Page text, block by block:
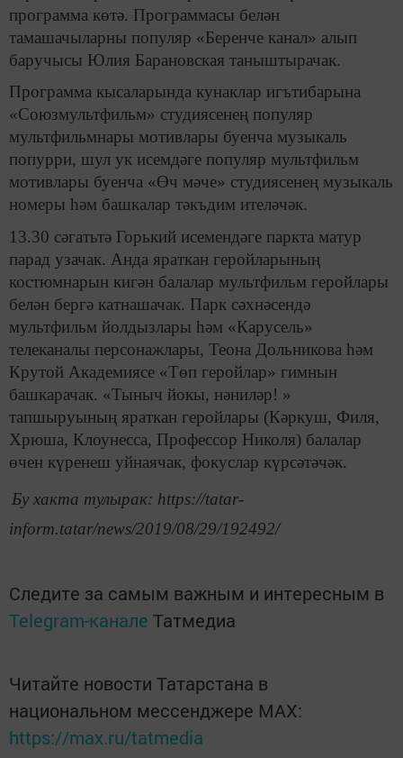
программа көтә. Программасы белән
тамашачыларны популяр «Беренче канал» алып
баручысы Юлия Барановская таныштырачак.
Программа кысаларында кунаклар игътибарына
«Союзмультфильм» студиясенең популяр
мультфильмнары мотивлары буенча музыкаль
попурри, шул ук исемдәге популяр мультфильм
мотивлары буенча «Өч мәче» студиясенең музыкаль
номеры һәм башкалар тәкъдим ителәчәк.
13.30 сәгатьтә Горький исемендәге паркта матур
парад узачак. Анда яраткан геройларының
костюмнарын кигән балалар мультфильм геройлары
белән бергә катнашачак. Парк сәхнәсендә
мультфильм йолдызлары һәм «Карусель»
телеканалы персонажлары, Теона Дольникова һәм
Крутой Академиясе «Төп геройлар» гимнын
башкарачак. «Тыныч йокы, нәниләр! »
тапшыруының яраткан геройлары (Кәркуш, Филя,
Хрюша, Клоунесса, Профессор Николя) балалар
өчен күренеш уйнаячак, фокуслар күрсәтәчәк.
Бу хакта тулырак: https://tatar-
inform.tatar/news/2019/08/29/192492/
Следите за самым важным и интересным в
Telegram-канале Татмедиа
Читайте новости Татарстана в
национальном мессенджере MАХ:
https://max.ru/tatmedia